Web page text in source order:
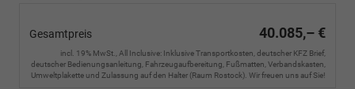
Gesamtpreis 40.085,– €
incl. 19% MwSt., All Inclusive: Inklusive Transportkosten, deutscher KFZ Brief,
deutscher Bedienungsanleitung, Fahrzeugaufbereitung, Fußmatten, Verbandskasten,
Umweltplakette und Zulassung auf den Halter (Raum Rostock). Wir freuen uns auf Sie!